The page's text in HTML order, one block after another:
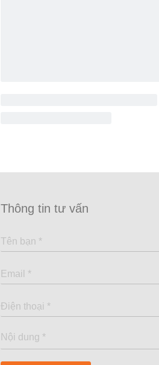
Thông tin tư vấn